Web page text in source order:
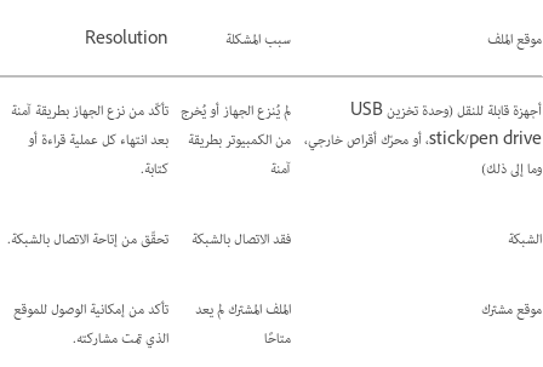
موقع الملف سبب المشكلة Resolution
أجهزة قابلة للنقل (وحدة تخزين USB
stick/pen drive، أو محرّك أقراص خارجي،
وما إلى ذلك)
لم يُنزع الجهاز أو يُخرج
من الكمبيوتر بطريقة
آمنة
تأكّد من نزع الجهاز بطريقة آمنة
بعد انتهاء كل عملية قراءة أو
كتابة.
الشبكة فقد الاتصال بالشبكة تحقّق من إتاحة الاتصال بالشبكة.
موقع مشترك
الملف المشترك لم يعد
متاحًا
تأكد من إمكانية الوصول للموقع
الذي تمت مشاركته.